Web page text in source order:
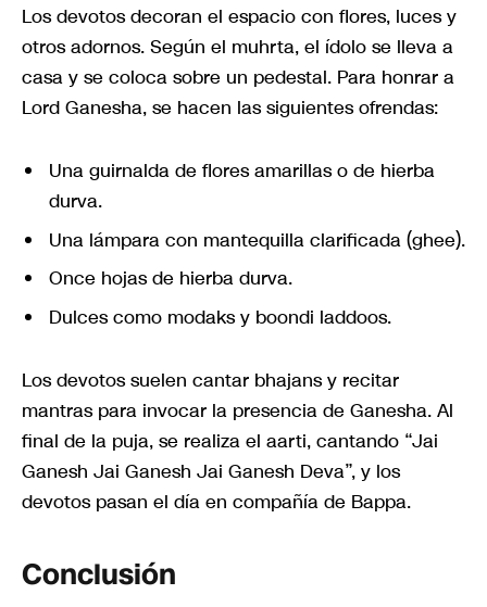
Los devotos decoran el espacio con flores, luces y
otros adornos. Según el muhrta, el ídolo se lleva a
casa y se coloca sobre un pedestal. Para honrar a
Lord Ganesha, se hacen las siguientes ofrendas:
Una guirnalda de flores amarillas o de hierba
durva.
Una lámpara con mantequilla clarificada (ghee).
Once hojas de hierba durva.
Dulces como modaks y boondi laddoos.
Los devotos suelen cantar bhajans y recitar
mantras para invocar la presencia de Ganesha. Al
final de la puja, se realiza el aarti, cantando “Jai
Ganesh Jai Ganesh Jai Ganesh Deva”, y los
devotos pasan el día en compañía de Bappa.
Conclusión